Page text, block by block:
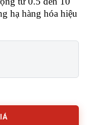
hạ hàng hóa hiệu